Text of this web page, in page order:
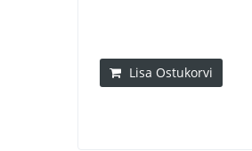
Lisa Ostukorvi